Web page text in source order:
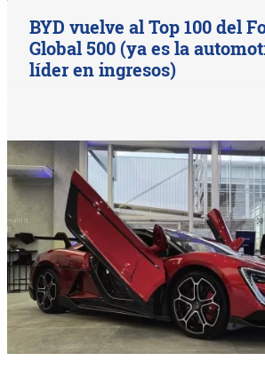
BYD vuelve al Top 100 del
Global 500 (ya es la
líder en ingresos)